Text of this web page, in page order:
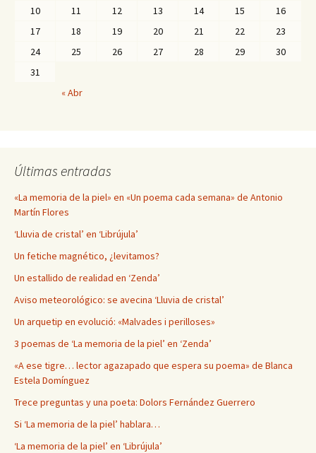
10
11 12 13 14 15
16
17
18 19 20 21 22
23
24
25 26 27 28 29
30
31
« Abr
Últimas entradas
«La memoria de la piel» en «Un poema cada semana» de Antonio
Martín Flores
‘Lluvia de cristal’ en ‘Librújula’
Un fetiche magnético, ¿levitamos?
Un estallido de realidad en ‘Zenda’
Aviso meteorológico: se avecina ‘Lluvia de cristal’
Un arquetip en evolució: «Malvades i perilloses»
3 poemas de ‘La memoria de la piel’ en ‘Zenda’
«A ese tigre… lector agazapado que espera su poema» de Blanca
Estela Domínguez
Trece preguntas y una poeta: Dolors Fernández Guerrero
Si ‘La memoria de la piel’ hablara…
‘La memoria de la piel’ en ‘Librújula’